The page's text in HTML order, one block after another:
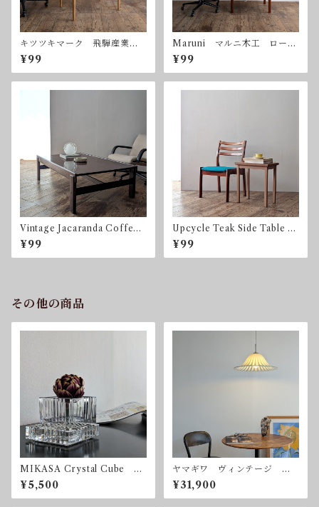
キツツキマーク 飛騨産業
コーヒーテーブル サイドテ
ーブル ヴィンテージ
¥99
Maruni マルニ木工 ローズ
ウッド コーヒーテーブル
サイドテーブル ヴィンテー
ジ
¥99
Vintage Jacaranda Coffee
Table by Jean Gillon for Ita
lma Wood Art ブラジリア
ンローズウッド ハカランダ
¥99
Upcycle Teak Side Table by
sonota
¥99
その他の商品
MIKASA Crystal Cube ミ
カサ クリスタル キュー
ブ
¥5,500
ヤマギワ ヴィンテージ ガ
ラスハンギングランプ ペン
ダントライト 吊り下げ照
明
¥31,900